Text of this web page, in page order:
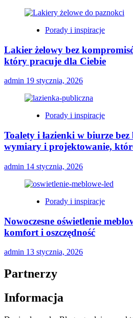
Porady i inspiracje
Lakier żelowy bez
który pracuje dla Ciebie
admin 19 stycznia, 2026
Porady i inspiracje
Toalety i łazienki w biurze bez
wymiary i projektowanie,
admin 14 stycznia, 2026
Porady i inspiracje
Nowoczesne oświetlenie
komfort i oszczędność
admin 13 stycznia, 2026
Partnerzy
Informacja